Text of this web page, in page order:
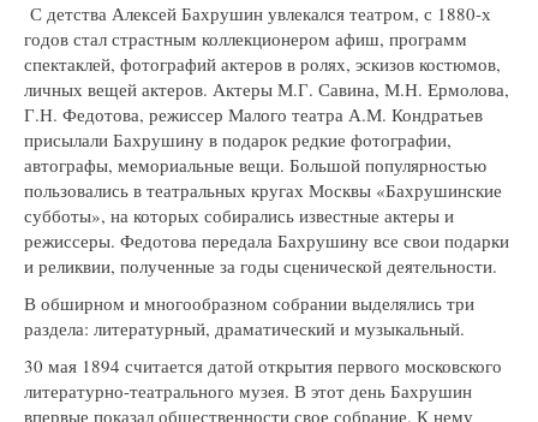
С детства Алексей Бахрушин увлекался театром, с 1880-х
годов стал страстным коллекционером афиш, программ
спектаклей, фотографий актеров в ролях, эскизов костюмов,
личных вещей актеров. Актеры М.Г. Савина, М.Н. Ермолова,
Г.Н. Федотова, режиссер Малого театра А.М. Кондратьев
присылали Бахрушину в подарок редкие фотографии,
автографы, мемориальные вещи. Большой популярностью
пользовались в театральных кругах Москвы «Бахрушинские
субботы», на которых собирались известные актеры и
режиссеры. Федотова передала Бахрушину все свои подарки
и реликвии, полученные за годы сценической деятельности.
В обширном и многообразном собрании выделялись три
раздела: литературный, драматический и музыкальный.
30 мая 1894 считается датой открытия первого московского
литературно-театрального музея. В этот день Бахрушин
впервые показал общественности свое собрание. К нему